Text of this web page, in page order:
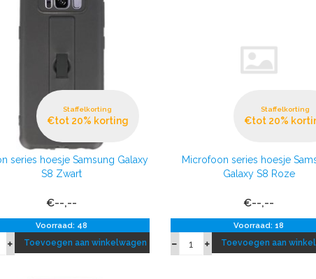
Staffelkorting
€tot 20% korting
series hoesje Samsung Galaxy
S8 Zwart
€--,--
Voorraad: 48
Toevoegen aan winkelwagen
Staffelkorting
€tot 20%
Microfoon series hoesje
Galaxy S8 Roze
€--,--
Voorraad: 18
Toevoegen aan